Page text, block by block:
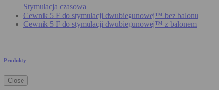
Stymulacja czasowa
Cewnik 5 F do stymulacji dwubiegunowej™ bez balonu
Cewnik 5 F do stymulacji dwubiegunowej™ z balonem
Produkty
Close